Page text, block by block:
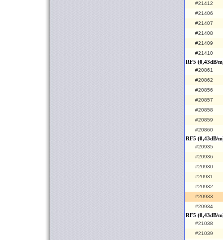
#21412
#21406
#21407
#21408
#21409
#21410
RF5 (0,43dB/
#20861
#20862
#20856
#20857
#20858
#20859
#20860
RF5 (0,43dB/
#20935
#20936
#20930
#20931
#20932
#20933
#20934
RF5 (0,43dB/
#21038
#21039